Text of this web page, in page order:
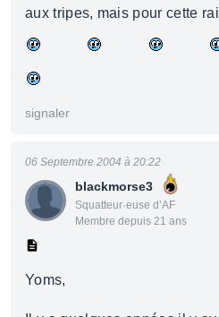
aux tripes, mais pour cette
signaler
blackmorse3
Squatteur·euse d’AF
Membre depuis 21 ans
06 Septembre 2004 à 20:22
Yoms,